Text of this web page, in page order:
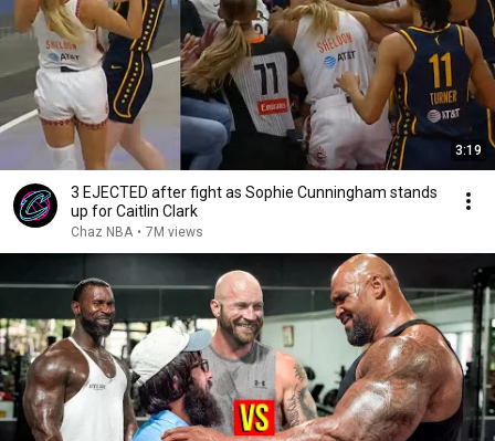
3:19
3 EJECTED after fight as Sophie Cunningham stands
up for Caitlin Clark
Chaz NBA • 7M views